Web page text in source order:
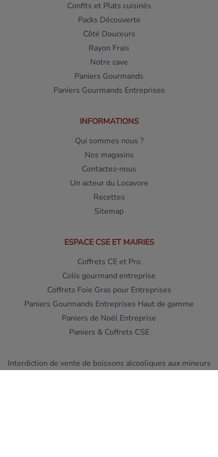
Confits et Plats cuisinés
Packs Découverte
Côté Douceurs
Rayon Frais
Notre cave
Paniers Gourmands
Paniers Gourmands Entreprises
INFORMATIONS
Qui sommes nous ?
Nos magasins
Contactez-nous
Un acteur du Locavore
Recettes
Sitemap
ESPACE CSE ET MAIRIES
Coffrets CE et Pro
Colis gourmand entreprise
Coffrets Foie Gras pour Entreprises
Paniers Gourmands Entreprises Haut de gamme
Paniers de Noël Entreprise
Paniers & Coffrets CSE
Interdiction de vente de boissons alcooliques aux mineurs